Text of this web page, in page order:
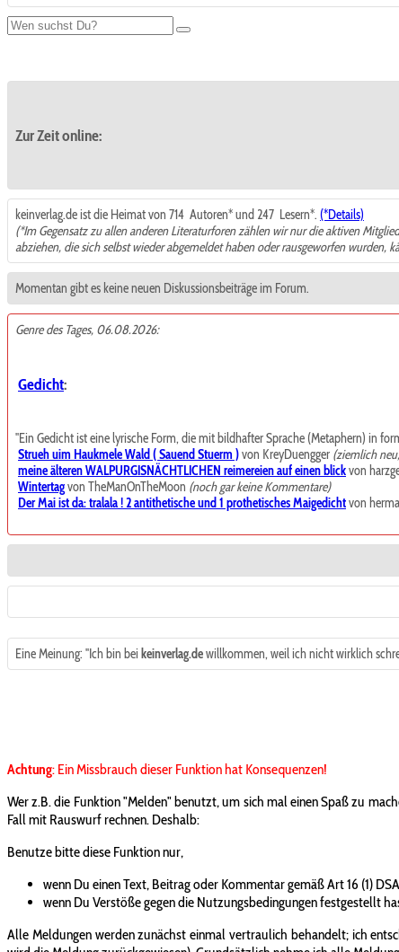
Zur Zeit online:
keinverlag.de ist die Heimat von 714 Autoren* und 247 Lesern*. (*Details)
(*Im Gegensatz zu allen anderen Literaturforen zählen wir nur die aktiven
abziehen, die sich selbst wieder abgemeldet haben oder rausgeworfen wurden,
Momentan gibt es keine neuen Diskussionsbeiträge im Forum.
Genre des Tages, 06.08.2026:
Gedicht:
"Ein Gedicht ist eine lyrische Form, die mit bildhafter Sprache (Metaphern) in
Strueh uim Haukmele Wald ( Sauend Stuerm )von KreyDuengger (ziemlich
meine älteren WALPURGISNÄCHTLICHEN reimereien auf einen blickvon
Wintertagvon TheManOnTheMoon (noch gar keine Kommentare)
Der Mai ist da: tralala ! 2 antithetische und 1 prothetisches Maigedichtvon
Eine Meinung: "Ich bin bei keinverlag.dewillkommen, weil ich nicht wirklich
Achtung: Ein Missbrauch dieser Funktion hat Konsequenzen!
Wer z.B. die Funktion "Melden" benutzt, um sich mal einen Spaß zu
Fall mit Rauswurf rechnen. Deshalb:
Benutze bitte diese Funktion nur,
wenn Du einen Text, Beitrag oder Kommentar gemäß Art 16 (1)
wenn Du Verstöße gegen die Nutzungsbedingungen festgestellt
Alle Meldungen werden zunächst einmal vertraulich behandelt; ich